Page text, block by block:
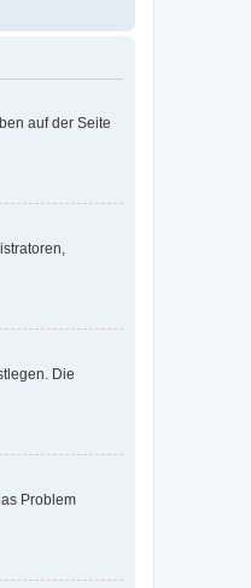
auf der Seite
Die
Problem